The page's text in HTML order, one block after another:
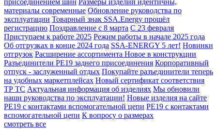
присоединением шин Размеры изделий идентичны,
материалы современные Обновление руководства по
эксплуатации Товарный знак SSA.Energy прошёл
регистрацию Поздравление с 8 марта С 23 февраля
Приступаем к работе 2025 Режим работы в начале 2025 года
Об отгрузках в конце 2024 года SSA-ENERGY 5 лет! Новинки
отгрузок Расширение ассортимента Новое в конструкции
Разъединители РЕ19 заднего присоединения Корпоративный
отпуск - заслуженный отдых Покупайте разъединители теперь
на удобных маркетплейсах Новый сертификат соответствия
ТР ТС Актуальная информация об изделиях Мы обновили
наши руководства по эксплуатации! Новые изделия на сайте
РЕ19 с контактами вспомогательной цепи РЕ19 с контактами
вспомогательной цепи К вопросу о размерах
смотреть все